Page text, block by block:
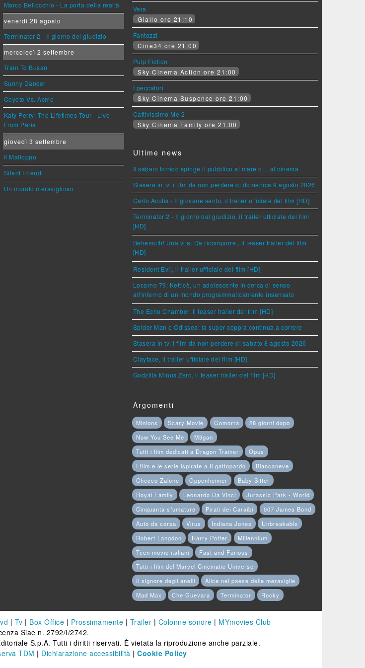
Marco Bellocchio - La porta della realtà
venerdì 28 agosto
Terminator 2 - Il giorno del giudizio
mercoledì 2 settembre
Train To Busan
Sunny Dancer
Coyote Vs. Acme
Katy Perry: The Lifetimes Tour - Live
From Paris
giovedì 3 settembre
Il Malloppo
Silent Friend
Un mondo meraviglioso
Vera
Giallo ore 21:10
Fantozzi
Cine34 ore 21:00
Pulp Fiction
Sky Cinema Action ore 21:00
I peccatori
Sky Cinema Suspence ore 21:00
Cattivissimo Me 2
Sky Cinema Family ore 21:00
Ultime news
Il sabato torrido spinge il pubblico al mare o… al cinema
Stasera in tv: i film da non perdere di domenica 9 agosto 2026
Carlo Acutis - Il giovane santo, il trailer ufficiale del film [HD]
Terminator 2 - Il giorno del giudizio, il trailer ufficiale del film
[HD]
Behemoth! Una vita. Da ricomporre., il teaser trailer del film
[HD]
Resident Evil, il trailer ufficiale del film [HD]
Locarno 79: Ketticè, un adolescente in cerca di senso
all'interno di un mondo programmaticamente insensato
The Echo Chamber, il teaser trailer del film [HD]
Spider Man e Odissea: la super coppia continua a correre
Stasera in tv: i film da non perdere di sabato 8 agosto 2026
Clayface, il trailer ufficiale del film [HD]
Godzilla Minus Zero, il teaser trailer del film [HD]
Argomenti
Minions Scary Movie Gomorra
28 giorni dopo
Now You See Me
M3gan
Tutti i film dedicati a Dragon Trainer
Opus
I film e le serie ispirate a Il gattopardo
Biancaneve
Checco Zalone
Oppenheimer
Baby Sitter
Royal Family
Leonardo Da Vinci
Jurassic Park - World
Cinquanta sfumature
Pirati dei Caraibi
007 James Bond
Auto da corsa
Virus Indiana Jones
Unbreakable
Robert Langdon
Harry Potter
Millennium
Teen movie italiani
Fast and Furious
Tutti i film del Marvel Cinematic Universe
Il signore degli anelli
Alice nel paese delle meraviglie
Mad Max
Che Guevara Terminator Rocky
| Tv | Box Office | Prossimamente | Trailer | Colonne sonore | MYmovies Club
Siae n. 2792/I/2742.
S.p.A. Tutti i diritti riservati. È vietata la riproduzione anche parziale.
TDM | Dichiarazione accessibilità | Cookie Policy